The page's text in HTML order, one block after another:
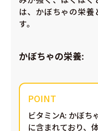
は、かぼちゃの栄養
す。
かぼちゃの栄養:
ビタミンA: かぼち
に含まれており、